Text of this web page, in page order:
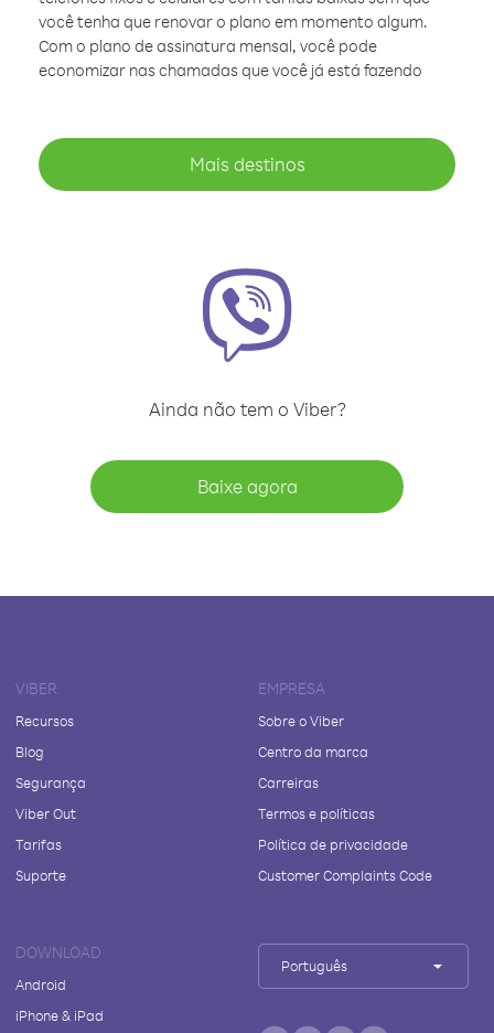
você tenha que renovar o plano em momento algum.
Com o plano de assinatura mensal, você pode
economizar nas chamadas que você já está fazendo
Mais destinos
Ainda não tem o Viber?
Baixe agora
VIBER
Recursos
Blog
Segurança
Viber Out
Tarifas
Suporte
EMPRESA
Sobre o Viber
Centro da marca
Carreiras
Termos e políticas
Política de privacidade
Customer Complaints Code
DOWNLOAD
Android
iPhone & iPad
Português